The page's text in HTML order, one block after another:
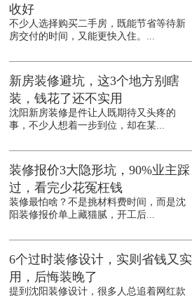
收好
不少人选择购买二手房，既能节省等待新
房交付的时间，又能更快入住。...
新房装修避坑，这3个地方别瞎
装，钱花了还不实用
沈阳新房装修是件让人既期待又头疼的
事，不少人想着一步到位，却在某...
装修报价3大隐形坑，90%业主踩
过，看完少花冤枉钱
装修最怕啥？不是挑材料费时间，而是沈
阳装修报价单上藏猫腻，开工后...
6个过时装修设计，实则省钱又实
用，后悔装晚了
提到沈阳装修设计，很多人总追着网红款